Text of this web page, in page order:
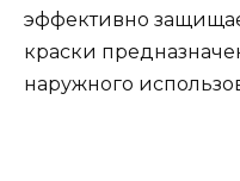
эффективно
краски
наружного